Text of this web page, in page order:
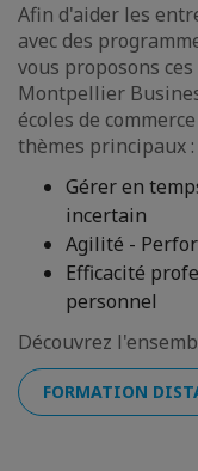
Afin d'aider les
avec des
vous proposons
Montpellier
écoles de
thèmes principaux :
Gérer en
incertain
Agilité -
Efficacité
personnel
Découvrez
FORMATION